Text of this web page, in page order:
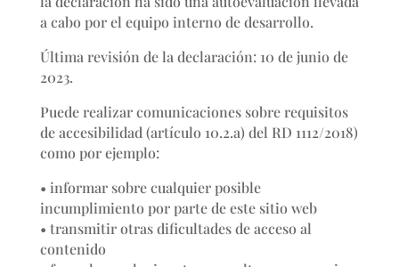
a cabo por el equipo interno de desarrollo.
Última revisión de la declaración: 10 de junio de
2023.
Puede realizar comunicaciones sobre requisitos
de accesibilidad (artículo 10.2.a) del RD 1112/2018)
como por ejemplo:
• informar sobre cualquier posible
incumplimiento por parte de este sitio web
• transmitir otras dificultades de acceso al
contenido